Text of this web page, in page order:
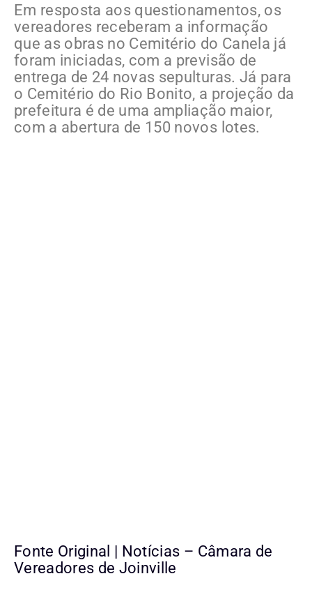
Em resposta aos questionamentos, os
vereadores receberam a informação
que as obras no Cemitério do Canela já
foram iniciadas, com a previsão de
entrega de 24 novas sepulturas. Já para
o Cemitério do Rio Bonito, a projeção da
prefeitura é de uma ampliação maior,
com a abertura de 150 novos lotes.
Fonte Original | Notícias – Câmara de
Vereadores de Joinville